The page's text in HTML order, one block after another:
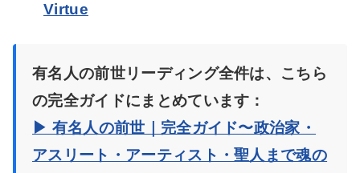
Virtue
有名人の前世リーディング全件は、こちら
の完全ガイドにまとめています：
▶ 有名人の前世｜完全ガイド〜政治家・
アスリート・アーティスト・聖人まで魂の